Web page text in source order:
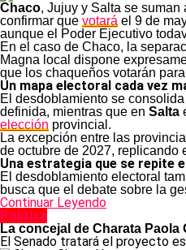
Chaco, Jujuy y Salta se
confirmar que votará el 9 de
aunque el Poder Ejecutivo
En el caso de Chaco, la
Magna local dispone
que los chaqueños votarán
Un mapa electoral cada vez
El desdoblamiento se
definida, mientras que en Salta
elección provincial.
La excepción entre las
de octubre de 2027, replicando
Una estrategia que se repite
El desdoblamiento electoral
busca que el debate sobre la
Continuar Leyendo
Política
La concejal de Charata
El Senado tratará el proyecto